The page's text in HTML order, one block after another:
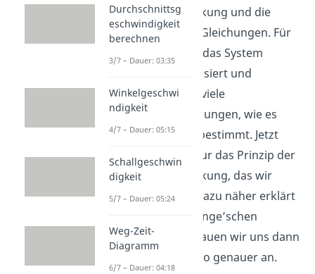
virtuellen Verrückung und die
Lagrange’schen Gleichungen. Für
diese Wege wird das System
vorher parametrisiert und
anschließend so viele
Differentialgleichungen, wie es
Parameter gibt, bestimmt. Jetzt
betrachten wir nur das Prinzip der
virtuellen Verrückung, das wir
schon im Video dazu näher erklärt
haben. Die Lagrange’schen
Gleichungen schauen wir uns dann
im nächsten Video genauer an.
Durchschnittsg
eschwindigkeit
berechnen
3/7 – Dauer: 03:35
Winkelgeschwi
ndigkeit
4/7 – Dauer: 05:15
Schallgeschwin
digkeit
5/7 – Dauer: 05:24
Weg-Zeit-
Diagramm
6/7 – Dauer: 04:18